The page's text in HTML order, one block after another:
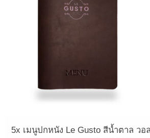
5x เมนูปกหนัง Le Gusto สีน้ำตาล วอ